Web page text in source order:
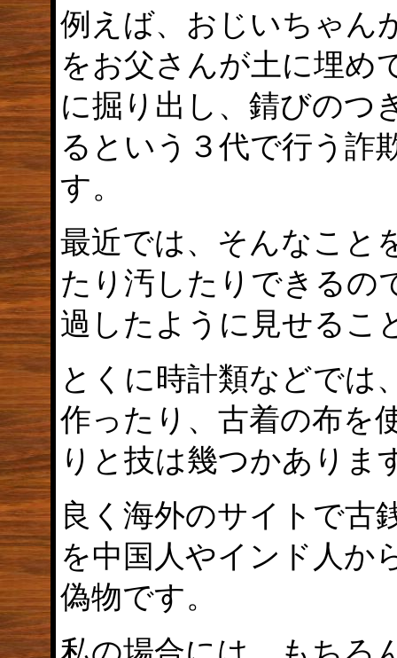
例えば、おじいちゃん
をお父さんが土に埋め
に掘り出し、錆びのつ
るという３代で行う詐
す。
最近では、そんなこと
たり汚したりできるの
過したように見せるこ
とくに時計類などでは
作ったり、古着の布を
りと技は幾つかありま
良く海外のサイトで古
を中国人やインド人か
偽物です。